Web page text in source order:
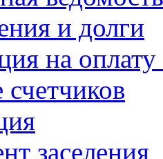
и долги
на
заселения